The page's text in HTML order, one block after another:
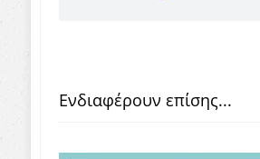
Ενδιαφέρουν επίσης...